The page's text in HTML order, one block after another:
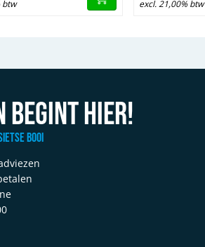
btw excl. 21,00% btw
begint hier!
Booi